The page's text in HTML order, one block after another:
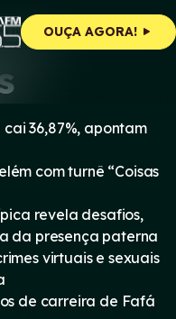
OUÇA AGORA!
36,87%, apontam
com turnê “Coisas
revela desafios,
da presença paterna
virtuais e sexuais
de carreira de Fafá